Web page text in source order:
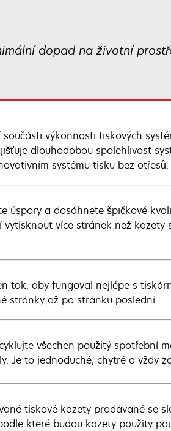
dopad na životní
výkonnosti tiskových
dlouhodobou spolehlivost
systému tisku bez otřesů.
úspory a dosáhnete špičkové
více stránek než kazety
tak, aby fungoval nejlépe s
stránky až po stránku poslední.
všechen použitý spotřební
Je to jednoduché, chytré a vždy
tiskové kazety prodávané se
které budou kazety použity